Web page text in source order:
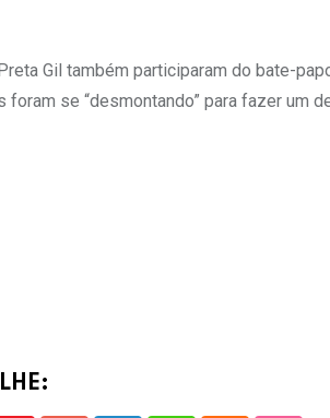
Gil também participaram do bate-
foram se “desmontando” para fazer um